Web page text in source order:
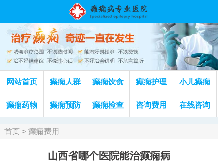
网站首页 癫痫人群 癫痫饮食 癫痫护理 小儿癫痫
癫痫药物 癫痫预防 癫痫检查 咨询费用 在线咨询
首页> 癫痫费用
山西省哪个医院能治癫痫病